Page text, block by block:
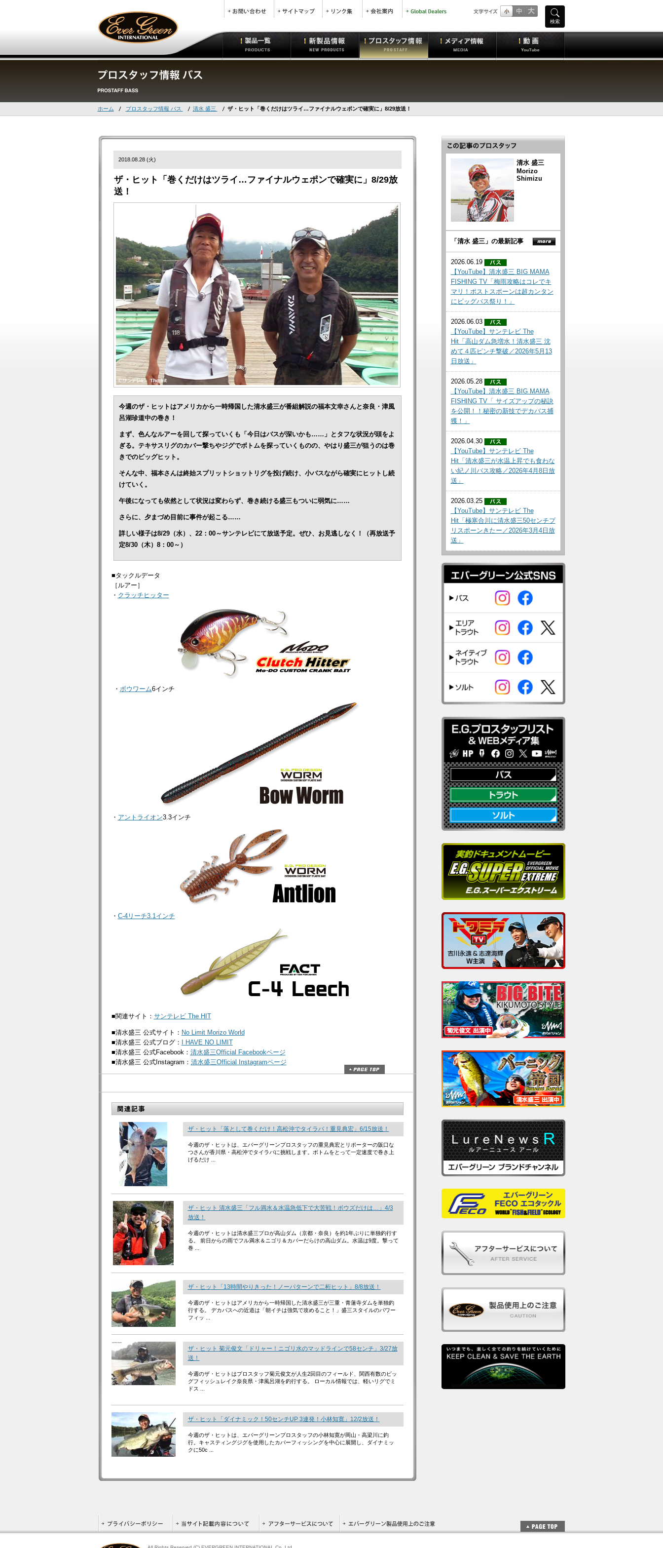
検索
ホーム プロスタッフ情報 バス 清水 盛三 ザ・ヒット「巻くだけはツライ…ファイナルウェポンで確実に」8/29放送！
2018.08.28 (火)
ザ・ヒット「巻くだけはツライ…ファイナルウェポンで確実に」8/29放
送！
今週のザ・ヒットはアメリカから一時帰国した清水盛三が番組解説の福本文幸さんと奈良・津風
呂湖珍道中の巻き！
まず、色んなルアーを回して探っていくも「今日はバスが深いかも……」とタフな状況が頭をよ
ぎる。 テキサスリグのカバー撃ちやジグでボトムを探っていくものの、やはり盛三が狙うのは巻
きでのビッグヒット。
そんな中、福本さんは終始スプリットショットリグを投げ続け、小バスながら確実にヒットし続
けていく。
午後になっても依然として状況は変わらず、巻き続ける盛三もついに弱気に……
さらに、夕まづめ目前に事件が起こる……
詳しい様子は8/29（水）、22：00～サンテレビにて放送予定。ぜひ、お見逃しなく！（再放送予
定8/30（木）8：00～）
■タックルデータ
［ルアー］
・ クラッチヒッター
・ ボウワーム6インチ
・ アントライオン3.3インチ
・ C-4リーチ3.1インチ
■関連サイト： サンテレビ The HIT
■清水盛三 公式サイト： No Limit Morizo World
■清水盛三 公式ブログ：
I HAVE NO LIMIT
■清水盛三 公式Facebook： 清水盛三Official Facebookページ
■清水盛三 公式Instagram： 清水盛三Official Instagramページ
ザ・ヒット「落として巻くだけ！高松沖でタイラバ！重見典宏」6/15放送！
今週のザ・ヒットは、エバーグリーンプロスタッフの重見典宏とリポーターの阪口な
つさんが香川県・高松沖でタイラバに挑戦します。ボトムをとって一定速度で巻き上
げるだけ ...
ザ・ヒット 清水盛三「フル満水＆水温急低下で大苦戦！ボウズだけは…」4/3
放送！
今週のザ・ヒットは清水盛三プロが高山ダム（京都・奈良）を約1年ぶりに単独釣行す
る。 前日からの雨でフル満水＆ニゴリ＆カバーだらけの高山ダム。水温は9度。撃って
巻 ...
ザ・ヒット「13時間やりきった！ノーパターンで二桁ヒット」8/8放送！
今週のザ・ヒットはアメリカから一時帰国した清水盛三が三重・青蓮寺ダムを単独釣
行する。 デカバスへの近道は「朝イチは強気で攻めること！」盛三スタイルのパワー
フィッ ...
ザ・ヒット 菊元俊文「ドリャー！ニゴリ水のマッドラインで58センチ」3/27放
送！
今週のザ・ヒットはプロスタッフ菊元俊文が人生2回目のフィールド、関西有数のビッ
グフィッシュレイク奈良県・津風呂湖を釣行する。 ローカル情報では、軽いリグでミ
ドス ...
ザ・ヒット「ダイナミック！50センチUP 3連発！小林知寛」12/2放送！
今週のザ・ヒットは、エバーグリーンプロスタッフの小林知寛が岡山・高梁川に釣
行。キャスティングジグを使用したカバーフィッシングを中心に展開し、ダイナミッ
クに50c ...
清水 盛三
Morizo
Shimizu
「清水 盛三」の最新記事
2026.06.19
【YouTube】清水盛三 BIG MAMA
FISHING TV「梅雨攻略はコレでキ
マリ！ポストスポーンは超カンタン
にビッグバス祭り！」
2026.06.03
【YouTube】サンテレビ The
Hit「高山ダム急増水！清水盛三 沈
めて４匹ピンチ撃破／2026年5月13
日放送」
2026.05.28
【YouTube】清水盛三 BIG MAMA
FISHING TV「 サイズアップの秘訣
を公開！！秘密の新技でデカバス捕
獲！」
2026.04.30
【YouTube】サンテレビ The
Hit「清水盛三が水温上昇でも食わな
い紀ノ川バス攻略／2026年4月8日放
送」
2026.03.25
【YouTube】サンテレビ The
Hit「極寒合川に清水盛三50センチプ
リスポーンきたー／2026年3月4日放
送」